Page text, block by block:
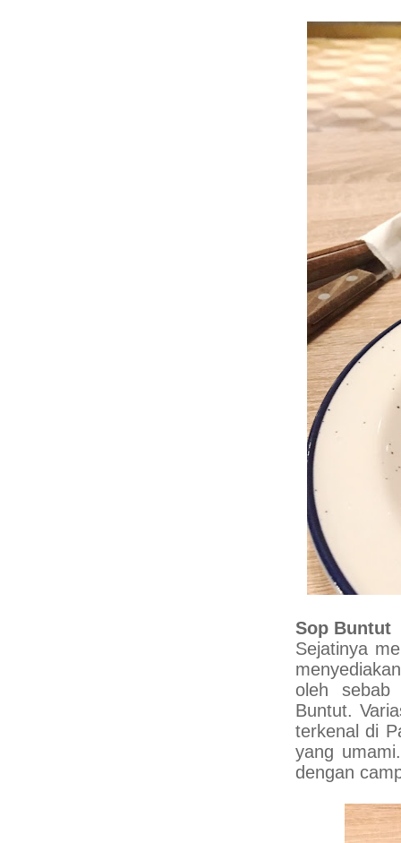
Sop Buntut
Sejatinya
oleh sebab
Buntut.
terkenal di
yang
dengan